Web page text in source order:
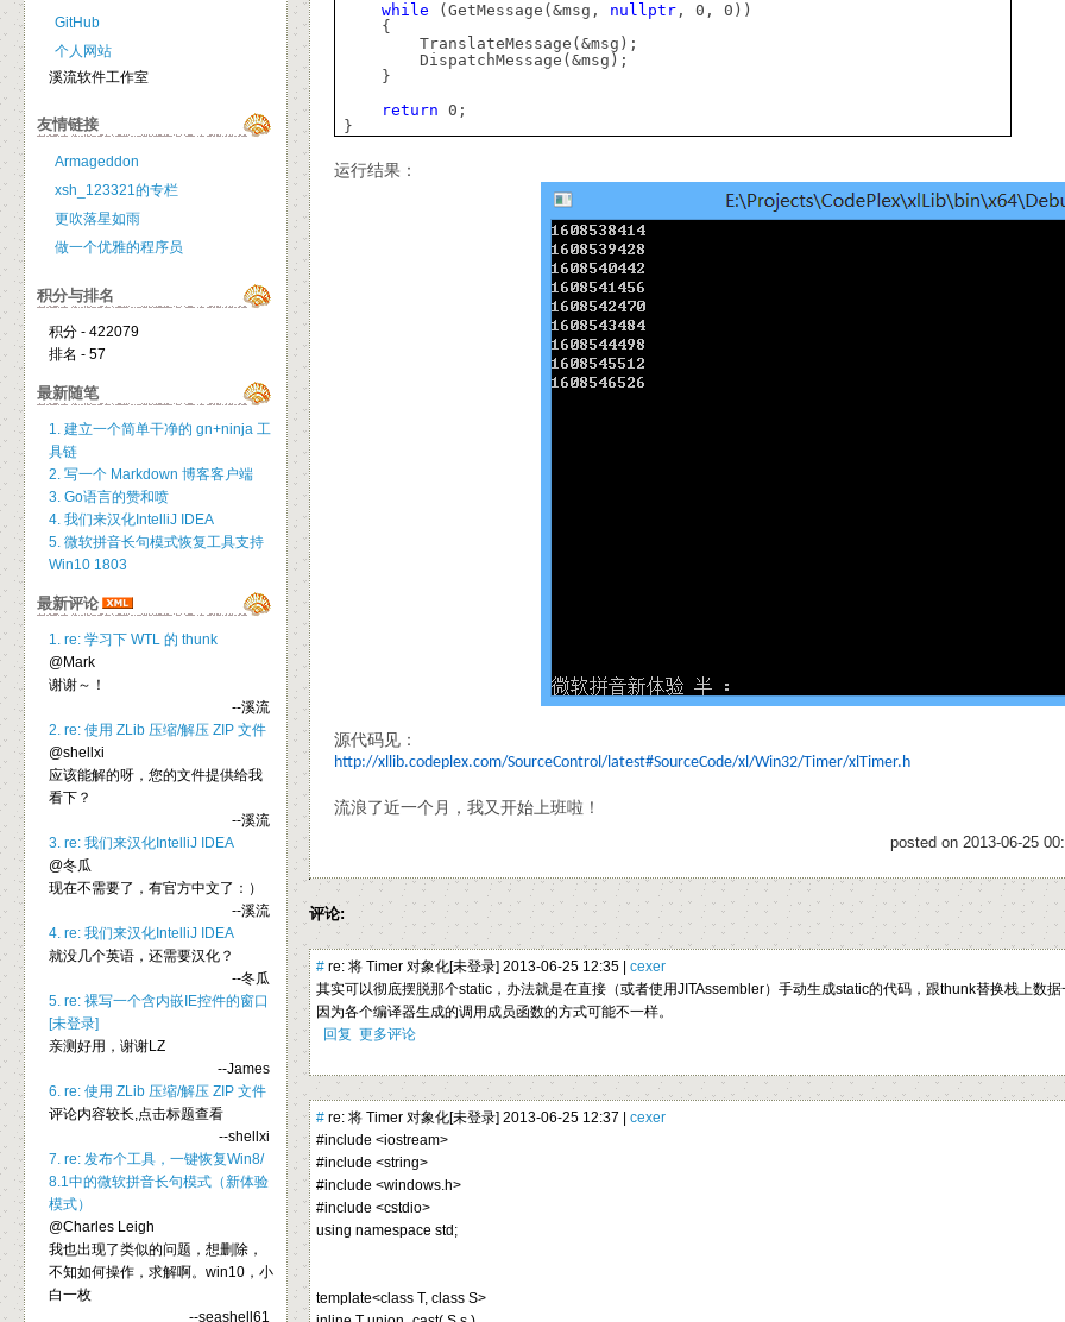
while (GetMessage(&msg, nullptr , 0, 0))
{
TranslateMessage(&msg);
DispatchMessage(&msg);
}
return 0;
}
运行结果：
源代码见：
http://xllib.codeplex.com/SourceControl/latest#SourceCode/xl/Win32/Timer/xlTimer.h
流浪了近一个月，我又开始上班啦！
posted on 2013-06-25
评论:
# re: 将 Timer 对象化[未登录] 2013-06-25 12:35 | cexer
其实可以彻底摆脱那个static，办法就是在直接（或者使用JITAssembler）手动生成static的代码，跟thunk替换栈上数
因为各个编译器生成的调用成员函数的方式可能不一样。
回复 更多评论
# re: 将 Timer 对象化[未登录] 2013-06-25 12:37 | cexer
#include <iostream>
#include <string>
#include <windows.h>
#include <cstdio>
using namespace std;
template<class T, class S>
GitHub
个人网站
溪流软件工作室
友情链接
Armageddon
xsh_123321的专栏
更吹落星如雨
做一个优雅的程序员
积分与排名
积分 - 422079
排名 - 57
最新随笔
1. 建立一个简单干净的 gn+ninja 工
具链
2. 写一个 Markdown 博客客户端
3. Go语言的赞和喷
4. 我们来汉化IntelliJ IDEA
5. 微软拼音长句模式恢复工具支持
Win10 1803
最新评论
1. re: 学习下 WTL 的 thunk
@Mark
谢谢～！
--溪流
2. re: 使用 ZLib 压缩/解压 ZIP 文件
@shellxi
应该能解的呀，您的文件提供给我
看下？
--溪流
3. re: 我们来汉化IntelliJ IDEA
@冬瓜
现在不需要了，有官方中文了：）
--溪流
4. re: 我们来汉化IntelliJ IDEA
就没几个英语，还需要汉化？
--冬瓜
5. re: 裸写一个含内嵌IE控件的窗口
[未登录]
亲测好用，谢谢LZ
--James
6. re: 使用 ZLib 压缩/解压 ZIP 文件
评论内容较长,点击标题查看
--shellxi
7. re: 发布个工具，一键恢复Win8/
8.1中的微软拼音长句模式（新体验
模式）
@Charles Leigh
我也出现了类似的问题，想删除，
不知如何操作，求解啊。win10，小
白一枚
--seashell61